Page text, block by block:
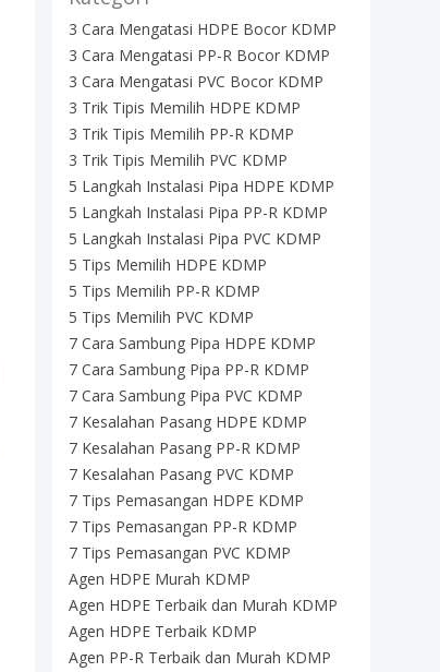
3 Cara Mengatasi HDPE Bocor KDMP
3 Cara Mengatasi PP-R Bocor KDMP
3 Cara Mengatasi PVC Bocor KDMP
3 Trik Tipis Memilih HDPE KDMP
3 Trik Tipis Memilih PP-R KDMP
3 Trik Tipis Memilih PVC KDMP
5 Langkah Instalasi Pipa HDPE KDMP
5 Langkah Instalasi Pipa PP-R KDMP
5 Langkah Instalasi Pipa PVC KDMP
5 Tips Memilih HDPE KDMP
5 Tips Memilih PP-R KDMP
5 Tips Memilih PVC KDMP
7 Cara Sambung Pipa HDPE KDMP
7 Cara Sambung Pipa PP-R KDMP
7 Cara Sambung Pipa PVC KDMP
7 Kesalahan Pasang HDPE KDMP
7 Kesalahan Pasang PP-R KDMP
7 Kesalahan Pasang PVC KDMP
7 Tips Pemasangan HDPE KDMP
7 Tips Pemasangan PP-R KDMP
7 Tips Pemasangan PVC KDMP
Agen HDPE Murah KDMP
Agen HDPE Terbaik dan Murah KDMP
Agen HDPE Terbaik KDMP
Agen PP-R Terbaik dan Murah KDMP